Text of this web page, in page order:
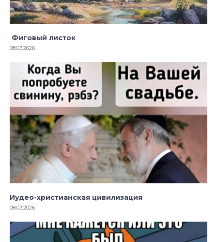
Фиговый листок
08.03.2026
Иудео-христианская цивилизация
08.03.2026